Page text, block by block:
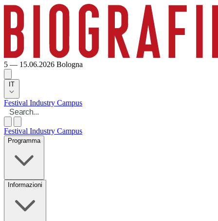
5 — 15.06.2026 Bologna
IT
Festival Industry Campus
Festival Industry Campus
Programma
Informazioni